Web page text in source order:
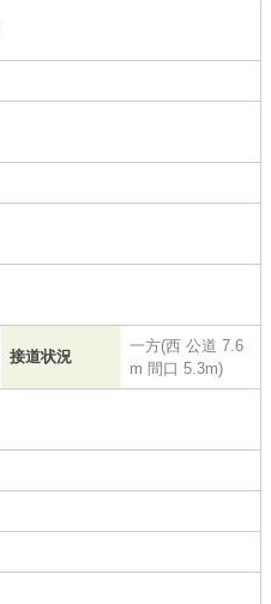
接道状況
一方(西 公道 7.6
m 間口 5.3m)